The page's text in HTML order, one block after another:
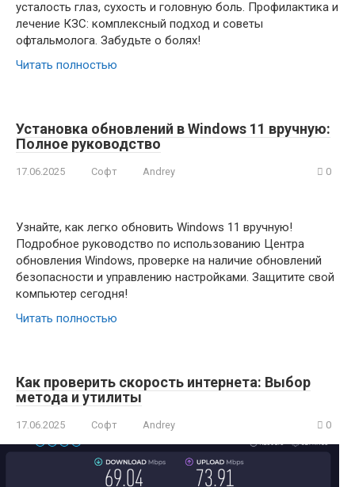
усталость глаз, сухость и головную боль. Профилактика и
лечение КЗС: комплексный подход и советы
офтальмолога. Забудьте о болях!
Читать полностью
Установка обновлений в Windows 11 вручную:
Полное руководство
17.06.2025 Софт Andrey 0
Узнайте, как легко обновить Windows 11 вручную!
Подробное руководство по использованию Центра
обновления Windows, проверке на наличие обновлений
безопасности и управлению настройками. Защитите свой
компьютер сегодня!
Читать полностью
Как проверить скорость интернета: Выбор
метода и утилиты
17.06.2025 Софт Andrey 0